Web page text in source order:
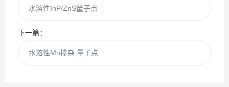
水溶性InP/ZnS量子点
下一篇：
水溶性Mn掺杂 量子点